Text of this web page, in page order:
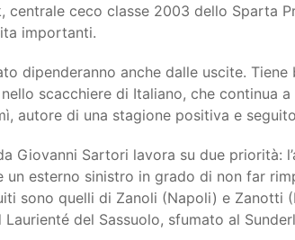
centrale ceco classe 2003 dello Sparta
importanti.
dipenderanno anche dalle uscite.
scacchiere di Italiano, che continua
autore di una stagione positiva e
Giovanni Sartori lavora su due priorità:
esterno sinistro in grado di non far
sono quelli di Zanoli (Napoli) e Zanotti
Laurienté del Sassuolo, sfumato al